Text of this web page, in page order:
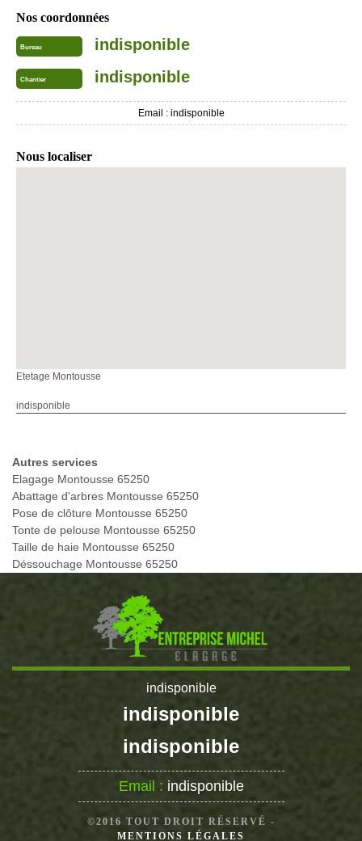
Nos coordonnées
Bureau indisponible
Chantier indisponible
Email : indisponible
Nous localiser
Etetage Montousse
indisponible
Autres services
Elagage Montousse 65250
Abattage d'arbres Montousse 65250
Pose de clôture Montousse 65250
Tonte de pelouse Montousse 65250
Taille de haie Montousse 65250
Déssouchage Montousse 65250
indisponible
indisponible
indisponible
Email : indisponible
©2016 TOUT DROIT RÉSERVÉ -
MENTIONS LÉGALES